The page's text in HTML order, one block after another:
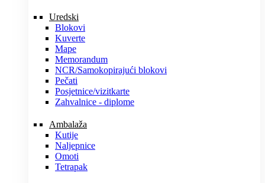
Uredski
Blokovi
Kuverte
Mape
Memorandum
NCR/Samokopirajući blokovi
Pečati
Posjetnice/vizitkarte
Zahvalnice - diplome
Ambalaža
Kutije
Naljepnice
Omoti
Tetrapak